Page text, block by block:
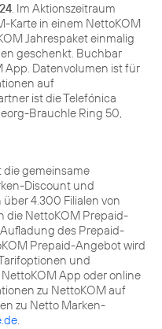
. Im Aktionszeitraum
Karte in einem NettoKOM
Jahrespaket einmalig
geschenkt. Buchbar
App. Datenvolumen ist für
auf
ist die Telefónica
Brauchle Ring 50,
die gemeinsame
Discount und
4.300 Filialen von
die NettoKOM Prepaid-
des Prepaid-
Prepaid-Angebot wird
und
App oder online
zu NettoKOM auf
zu Netto Marken-